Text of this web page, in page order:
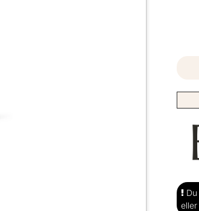
Du
eller